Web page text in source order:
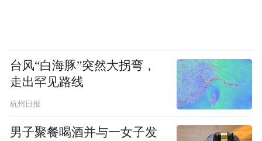
台风“白海豚”突然大拐弯，
走出罕见路线
杭州日报
男子聚餐喝酒并与一女子发